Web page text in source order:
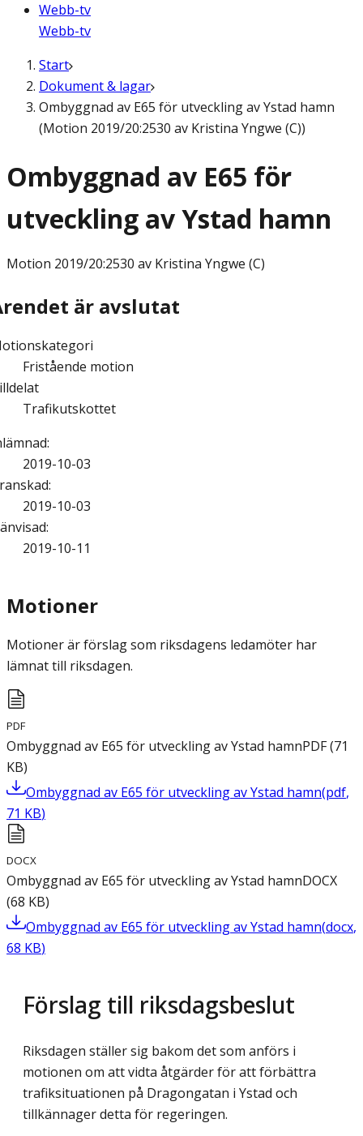
Webb-tv
Webb-tv
Start
Dokument & lagar
Ombyggnad av E65 för utveckling av Ystad hamn
(Motion 2019/20:2530 av Kristina Yngwe (C))
Ombyggnad av E65 för
utveckling av Ystad hamn
Motion 2019/20:2530 av Kristina Yngwe (C)
är avslutat
Fristående motion
Trafikutskottet
:
2019-10-03
:
2019-10-03
:
2019-10-11
Motioner
Motioner är förslag som riksdagens ledamöter har
lämnat till riksdagen.
PDF
Ombyggnad av E65 för utveckling av Ystad hamnPDF(71
KB)
Ombyggnad av E65 för utveckling av Ystad hamn(pdf,
71 KB)
DOCX
Ombyggnad av E65 för utveckling av Ystad hamnDOCX
(68 KB)
Ombyggnad av E65 för utveckling av Ystad hamn(docx,
68 KB)
Förslag till riksdagsbeslut
Riksdagen ställer sig bakom det som anförs i
motionen om att vidta åtgärder för att förbättra
trafiksituationen på Dragongatan i Ystad och
tillkännager detta för regeringen.